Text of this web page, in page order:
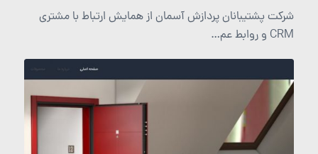
شرکت پشتیبانان پردازش آسمان از همایش ارتباط با مشتری
CRM و روابط عم…